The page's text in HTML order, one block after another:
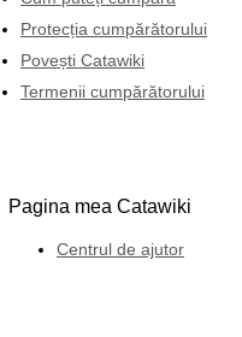
Protecția cumpărătorului
Povești Catawiki
Termenii cumpărătorului
Pagina mea Catawiki
Centrul de ajutor